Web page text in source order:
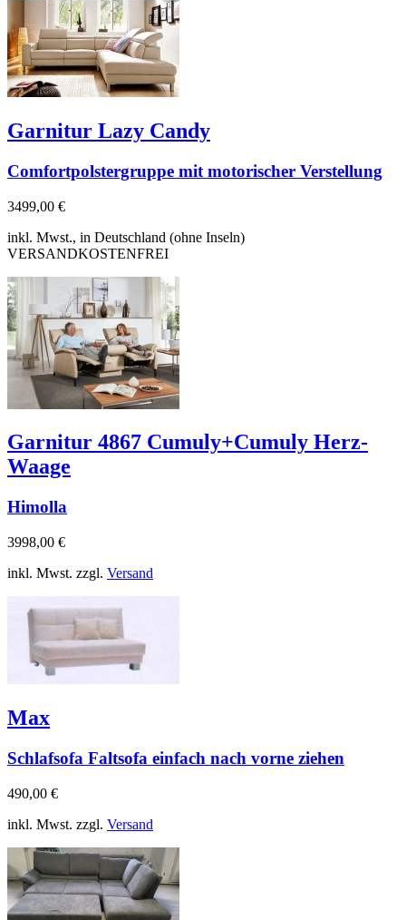
Garnitur Lazy Candy
Comfortpolstergruppe mit motorischer Verstellung
3499,00 €
inkl. Mwst., in Deutschland (ohne Inseln)
VERSANDKOSTENFREI
Garnitur 4867 Cumuly+Cumuly Herz-
Waage
Himolla
3998,00 €
inkl. Mwst. zzgl. Versand
Max
Schlafsofa Faltsofa einfach nach vorne ziehen
490,00 €
inkl. Mwst. zzgl. Versand